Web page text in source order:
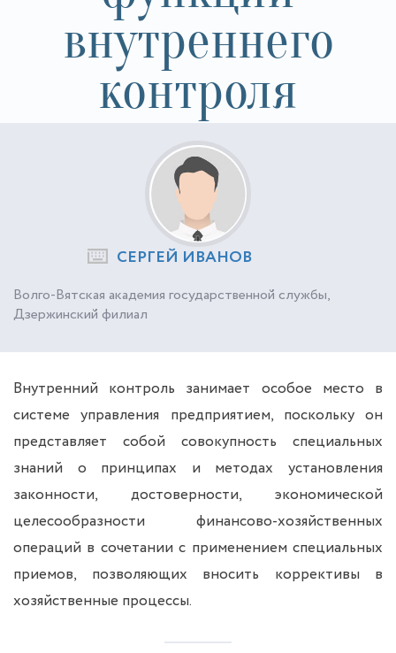
внутреннего
контроля
СЕРГЕЙ ИВАНОВ
Волго-Вятская академия государственной службы,
Дзержинский филиал
Внутренний контроль занимает особое место в
системе управления предприятием, поскольку он
представляет собой совокупность специальных
знаний о принципах и методах установления
законности, достоверности, экономической
целесообразности финансово-хозяйственных
операций в сочетании с применением специальных
приемов, позволяющих вносить коррективы в
хозяйственные процессы.